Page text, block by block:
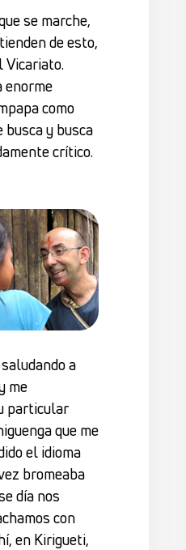
se marche,
de esto,
Vicariato.
enorme
como
y busca
crítico.
a
me
particular
que me
el idioma
bromeaba
día nos
con
en Kirigueti,